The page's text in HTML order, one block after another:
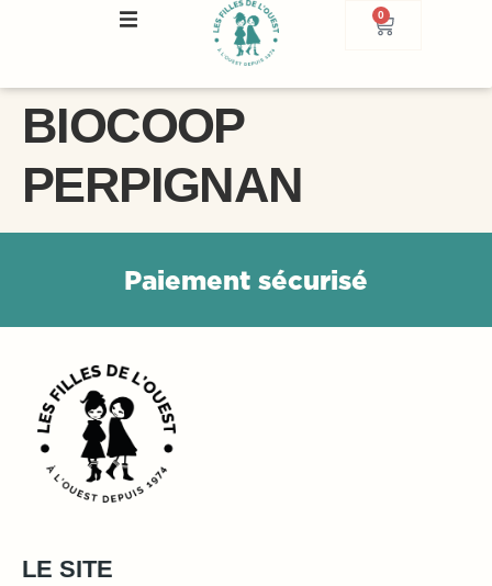
0
BIOCOOP
PERPIGNAN
Paiement sécurisé
LE SITE